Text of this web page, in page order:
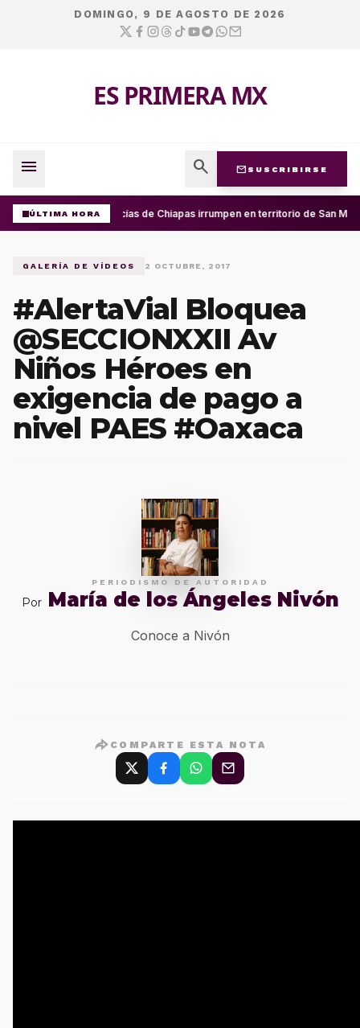
DOMINGO, 9 DE AGOSTO DE 2026
ES PRIMERA MX
menu search mail SUSCRIBIRSE
ÚLTIMA HORA Policías de Chiapas irrumpen en territorio de San
GALERÍA DE VÍDEOS 2 OCTUBRE, 2017
#AlertaVial Bloquea
@SECCIONXXII Av
Niños Héroes en
exigencia de pago a
nivel PAES #Oaxaca
PERIODISMO DE AUTORIDAD
Por María de los Ángeles Nivón
Conoce a Nivón
COMPARTE ESTA NOTA